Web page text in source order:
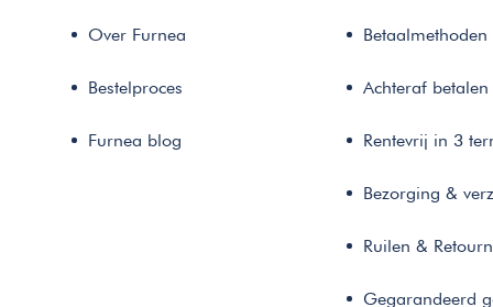
Over Furnea
Bestelproces
Furnea blog
Betaalmethoden
Achteraf betalen
Rentevrij in 3
Bezorging &
Ruilen &
Gegarandeerd